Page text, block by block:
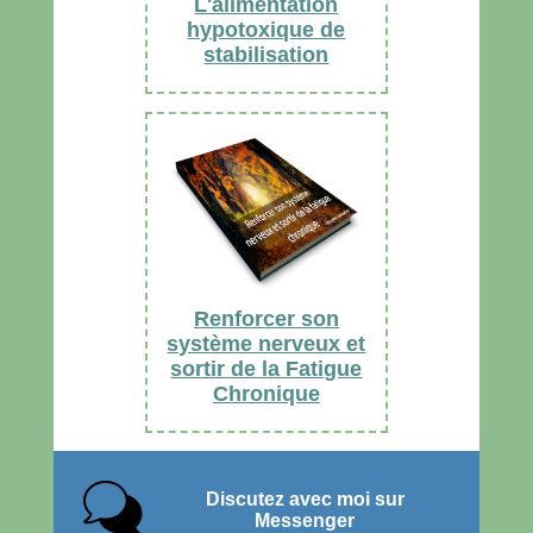
suite vos propos ?
hypotoxique de
stabilisation
Renforcer son
système nerveux et
sortir de la Fatigue
Chronique
Discutez avec moi sur
Messenger